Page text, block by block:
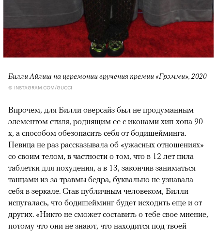
Билли Айлиш на церемонии вручения премии «Грэмми», 2020
© INSTAGRAM.COM/GUCCI
Впрочем, для Билли оверсайз был не продуманным
элементом стиля, роднящим ее с иконами хип-хопа 90-
х, а способом обезопасить себя от бодишейминга.
Певица не раз рассказывала об «ужасных отношениях»
со своим телом, в частности о том, что в 12 лет пила
таблетки для похудения, а в 13, закончив заниматься
танцами из-за травмы бедра, буквально не узнавала
себя в зеркале. Став публичным человеком, Билли
испугалась, что бодишейминг будет исходить еще и от
других. «Никто не сможет составить о тебе свое мнение,
потому что они не знают, что находится под твоей